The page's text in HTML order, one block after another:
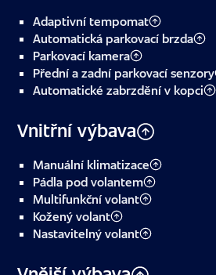
Adaptivní tempomat
Automatická parkovací brzda
Parkovací kamera
Přední a zadní parkovací senzory
Automatické zabrzdění v kopci
Vnitřní výbava
Manuální klimatizace
Pádla pod volantem
Multifunkční volant
Kožený volant
Nastavitelný volant